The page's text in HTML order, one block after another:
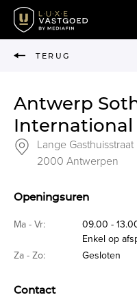
TERUG
Antwerp
International
Lange
2000 Antwerpen
Openingsuren
Ma - Vr: 09.00 -
Enkel op
Za - Zo:
Gesloten
Contact